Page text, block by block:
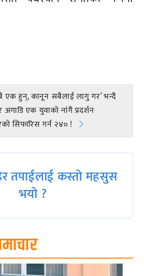
एक हुन्, कानून सबैलाई लागु गर’ भन्दै
अगाडि एक युवाकाे नांगै प्रदर्शन
सिफारिस गर्न २४० !
तपाईलाई कस्तो महसुस
भयो ?